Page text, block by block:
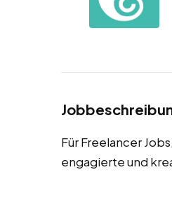
Für Freelancer
engagierte und